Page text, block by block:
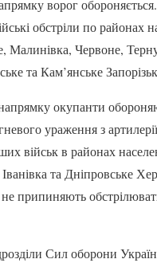
ворог
обстріли по районах
Малинівка, Червоне,
та Кам’янське
окупанти
ураження з
військ в районах
та Дніпровське
припиняють
Сил оборони